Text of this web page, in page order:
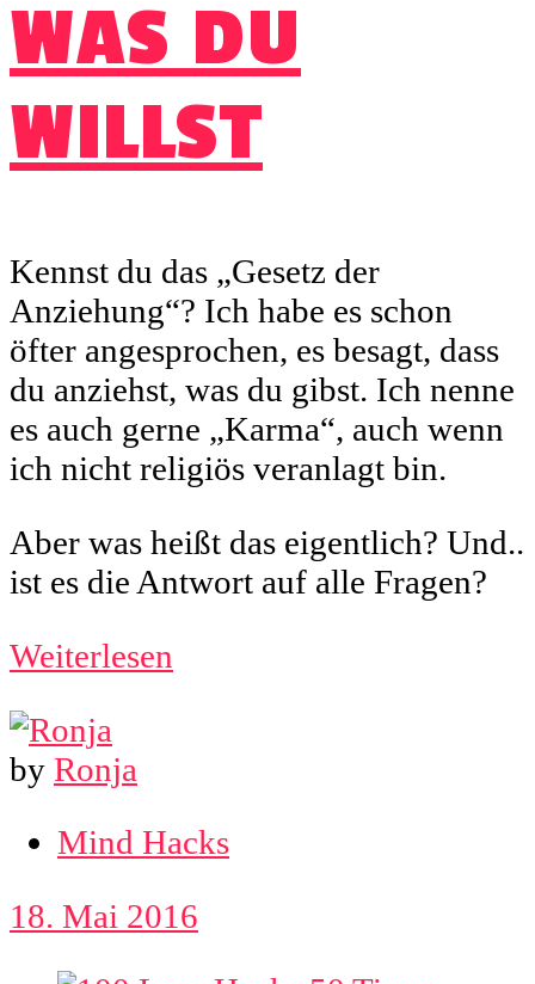
WAS DU
WILLST
Kennst du das „Gesetz der
Anziehung“? Ich habe es schon
öfter angesprochen, es besagt, dass
du anziehst, was du gibst. Ich nenne
es auch gerne „Karma“, auch wenn
ich nicht religiös veranlagt bin.
Aber was heißt das eigentlich? Und..
ist es die Antwort auf alle Fragen?
Weiterlesen
by Ronja
Mind Hacks
18. Mai 2016